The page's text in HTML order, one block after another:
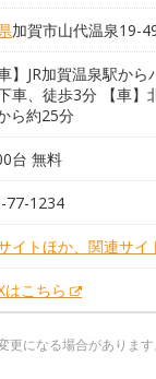
加賀市山代温泉19-
車】JR加賀温泉駅か
車、徒歩3分 【車】
ら約25分
台 無料
77-1234
イトほか、関連サイ
はこちら
になる場合がありま